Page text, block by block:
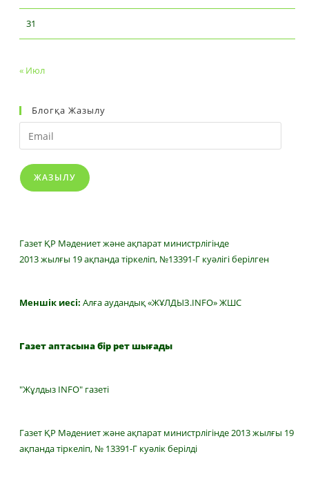
31
« Июл
Блогқа Жазылу
Email
ЖАЗЫЛУ
Газет ҚР Мәдениет және ақпарат министрлігінде
2013 жылғы 19 ақпанда тіркеліп, №13391-Г куәлігі берілген
Меншік иесі: Алға аудандық «ЖҰЛДЫЗ.INFO» ЖШС
Газет аптасына бір рет шығады
"Жұлдыз INFO" газеті
Газет ҚР Мәдениет және ақпарат министрлігінде 2013 жылғы 19
ақпанда тіркеліп, № 13391-Г куәлік берілді